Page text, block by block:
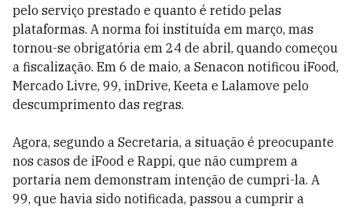
pelo serviço prestado e quanto é retido pelas
plataformas. A norma foi instituída em março, mas
tornou-se obrigatória em 24 de abril, quando começou
a fiscalização. Em 6 de maio, a Senacon notificou iFood,
Mercado Livre, 99, inDrive, Keeta e Lalamove pelo
descumprimento das regras.
Agora, segundo a Secretaria, a situação é preocupante
nos casos de iFood e Rappi, que não cumprem a
portaria nem demonstram intenção de cumpri-la. A
99, que havia sido notificada, passou a cumprir a